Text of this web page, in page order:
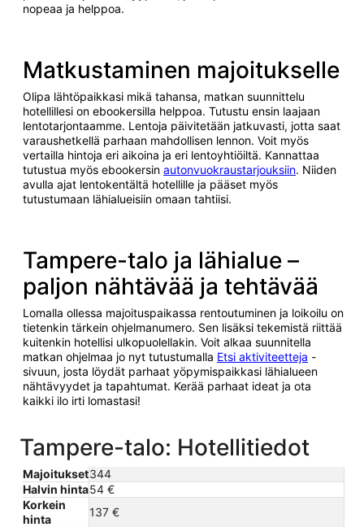
nopeaa ja helppoa.
Matkustaminen majoitukselle
Olipa lähtöpaikkasi mikä tahansa, matkan suunnittelu
hotellillesi on ebookersilla helppoa. Tutustu ensin laajaan
lentotarjontaamme. Lentoja päivitetään jatkuvasti, jotta saat
varaushetkellä parhaan mahdollisen lennon. Voit myös
vertailla hintoja eri aikoina ja eri lentoyhtiöiltä. Kannattaa
tutustua myös ebookersin autonvuokraustarjouksiin. Niiden
avulla ajat lentokentältä hotellille ja pääset myös
tutustumaan lähialueisiin omaan tahtiisi.
Tampere-talo ja lähialue –
paljon nähtävää ja tehtävää
Lomalla ollessa majoituspaikassa rentoutuminen ja loikoilu on
tietenkin tärkein ohjelmanumero. Sen lisäksi tekemistä riittää
kuitenkin hotellisi ulkopuolellakin. Voit alkaa suunnitella
matkan ohjelmaa jo nyt tutustumalla Etsi aktiviteetteja -
sivuun, josta löydät parhaat yöpymispaikkasi lähialueen
nähtävyydet ja tapahtumat. Kerää parhaat ideat ja ota
kaikki ilo irti lomastasi!
Tampere-talo: Hotellitiedot
Majoitukset344
Halvin hinta54 €
Korkein
hinta
137 €